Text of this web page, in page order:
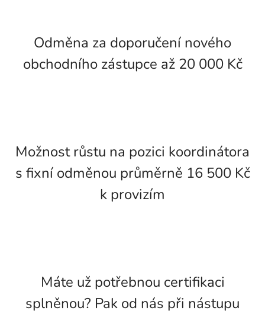
Odměna za doporučení nového
obchodního zástupce až 20 000 Kč
Možnost růstu na pozici koordinátora
s fixní odměnou průměrně 16 500 Kč
k provizím
Máte už potřebnou certifikaci
splněnou? Pak od nás při nástupu